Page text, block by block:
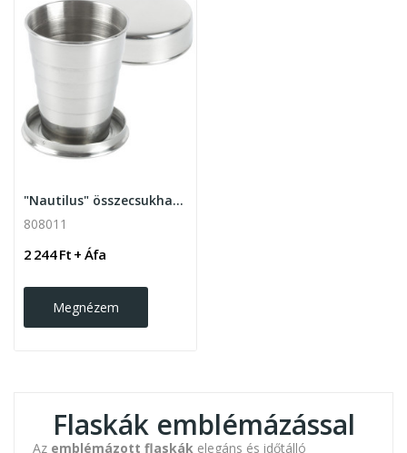
"Nautilus" összecsukható pohár 70ml, ezüst
808011
2 244 Ft + Áfa
Megnézem
Flaskák emblémázással
Az emblémázott flaskák elegáns és időtálló